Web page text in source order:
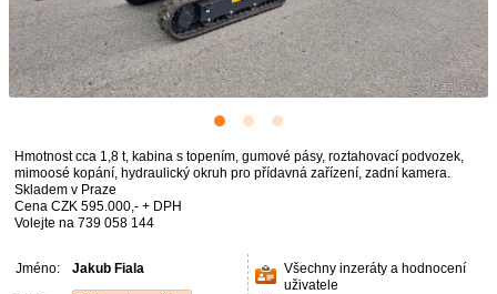
Hmotnost cca 1,8 t, kabina s topením, gumové pásy, roztahovací podvozek,
mimoosé kopání, hydraulický okruh pro přídavná zařízení, zadní kamera.
Skladem v Praze
Cena CZK 595.000,- + DPH
Volejte na 739 058 144
Jméno: Jakub Fiala
Všechny inzeráty a hodnocení
uživatele